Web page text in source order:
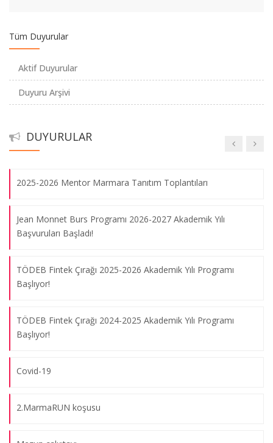
Tüm Duyurular
Aktif Duyurular
Duyuru Arşivi
DUYURULAR
Mezunlarımızla Bahar
Mentor- Mentee projesi
2025-2026 Mentor Marmara Tanıtım Toplantıları
Jean Monnet Burs Programı 2026-2027 Akademik Yılı
Başvuruları Başladı!
TÖDEB Fintek Çırağı 2025-2026 Akademik Yılı Programı
Başlıyor!
TÖDEB Fintek Çırağı 2024-2025 Akademik Yılı Programı
Başlıyor!
Covid-19
2.MarmaRUN koşusu
Geleneksel "Marmaralı" Kahvaltısı
Mentor-Marmara Kahvaltısı